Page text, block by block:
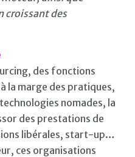
croissant des
des fonctions
la marge des pratiques,
nomades, la
des prestations de
libérales, start-up…
ces organisations